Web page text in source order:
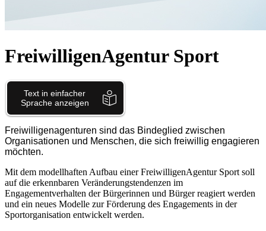
FreiwilligenAgentur Sport
Freiwilligenagenturen sind das Bindeglied zwischen
Organisationen und Menschen, die sich freiwillig engagieren
möchten.
Mit dem modellhaften Aufbau einer FreiwilligenAgentur Sport soll
auf die erkennbaren Veränderungstendenzen im
Engagementverhalten der Bürgerinnen und Bürger reagiert werden
und ein neues Modelle zur Förderung des Engagements in der
Sportorganisation entwickelt werden.